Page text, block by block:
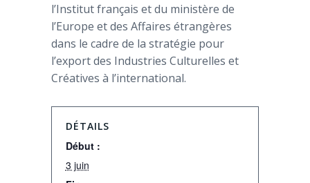
l’Institut français et du ministère de
l’Europe et des Affaires étrangères
dans le cadre de la stratégie pour
l’export des Industries Culturelles et
Créatives à l’international.
DÉTAILS
Début :
3 juin